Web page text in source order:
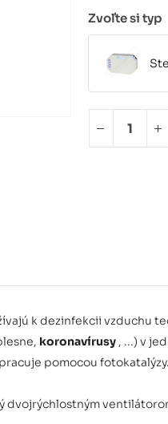
Zvoľte si typ
k dezinfekcii vzduchu
koronavírusy , ...) v
pomocou fotokatalýzy.
dvojrýchlostným